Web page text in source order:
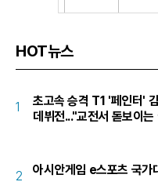
HOT뉴스
1
초고속 승격 T1 '페인터'
데뷔전..."교전서 돋보이
2 아시안게임 e스포츠 국가